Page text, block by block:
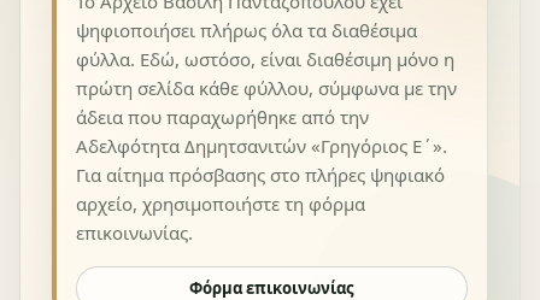
ψηφιοποιήσει πλήρως όλα τα διαθέσιμα
φύλλα. Εδώ, ωστόσο, είναι διαθέσιμη μόνο η
πρώτη σελίδα κάθε φύλλου, σύμφωνα με την
άδεια που παραχωρήθηκε από την
Αδελφότητα Δημητσανιτών «Γρηγόριος Ε΄».
Για αίτημα πρόσβασης στο πλήρες ψηφιακό
αρχείο, χρησιμοποιήστε τη φόρμα
επικοινωνίας.
Φόρμα επικοινωνίας